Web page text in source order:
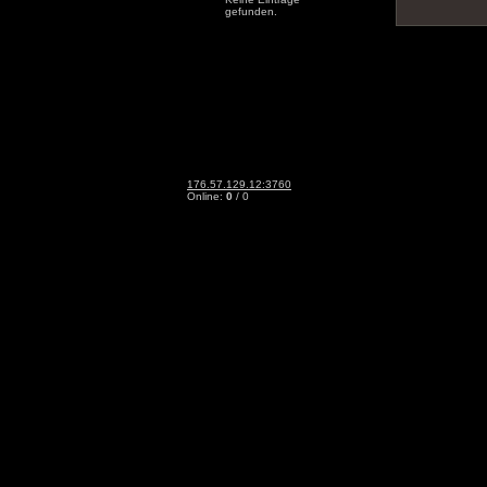
gefunden.
176.57.129.12:3760
Online: 0 / 0